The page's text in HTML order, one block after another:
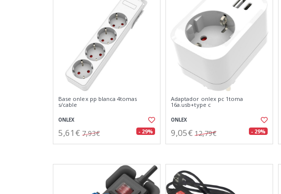
Base onlex pp blanca 4tomas
s/cable
ONLEX
5,61€ 7,93€ - 29%
Adaptador onlex pc 1toma
16a.usb+type c
ONLEX
9,05€ 12,79€ - 29%